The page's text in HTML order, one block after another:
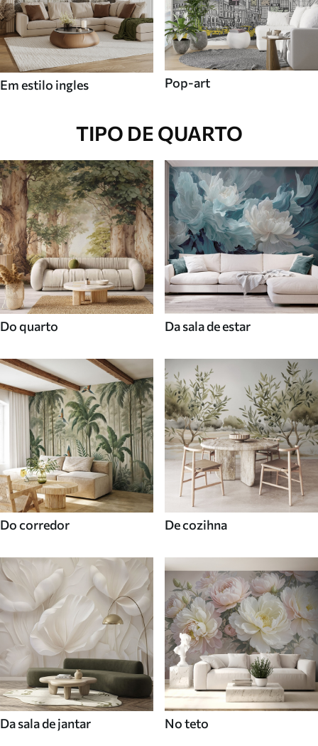
Em estilo ingles Pop-art
TIPO DE QUARTO
Do quarto Da sala de estar
Do corredor De cozihna
Da sala de jantar No teto